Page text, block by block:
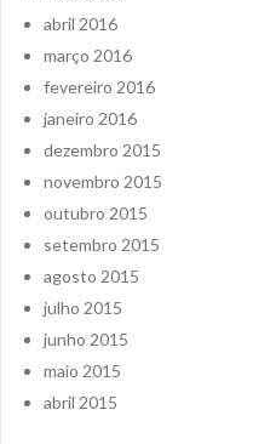
abril 2016
março 2016
fevereiro 2016
janeiro 2016
dezembro 2015
novembro 2015
outubro 2015
setembro 2015
agosto 2015
julho 2015
junho 2015
maio 2015
abril 2015